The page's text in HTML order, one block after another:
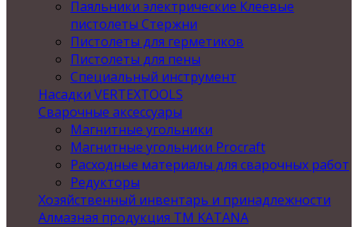
Паяльники электрические Клеевые
пистолеты Стержни
Пистолеты для герметиков
Пистолеты для пены
Специальный инструмент
Насадки VERTEXTOOLS
Сварочные аксессуары
Магнитные угольники
Магнитные угольники Procraft
Расходные материалы для сварочных работ
Редукторы
Хозяйственный инвентарь и принадлежности
Алмазная продукция ТМ KATANA